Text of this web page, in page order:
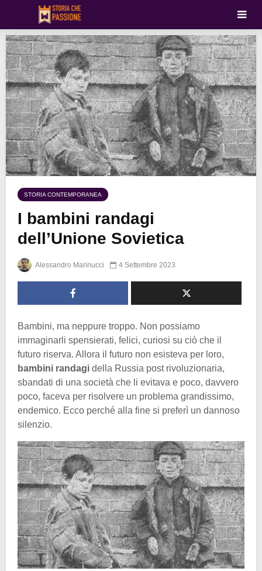
STORIA CONTEMPORANEA
I bambini randagi
dell’Unione Sovietica
Alessandro Marinucci 4 Settembre 2023
Bambini, ma neppure troppo. Non possiamo
immaginarli spensierati, felici, curiosi su ciò che il
futuro riserva. Allora il futuro non esisteva per loro,
bambini randagi della Russia post rivoluzionaria,
sbandati di una società che li evitava e poco, davvero
poco, faceva per risolvere un problema grandissimo,
endemico. Ecco perché alla fine si preferì un dannoso
silenzio.